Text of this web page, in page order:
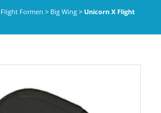
Flight Formen > Big Wing> Unicorn X Flight